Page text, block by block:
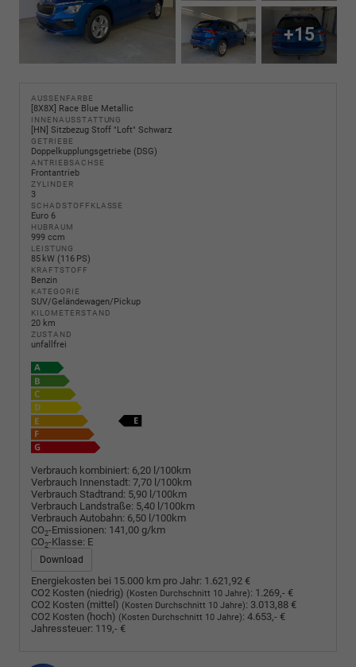
+15
AUSSENFARBE
[8X8X] Race Blue Metallic
INNENAUSSTATTUNG
[HN] Sitzbezug Stoff "Loft" Schwarz
GETRIEBE
Doppelkupplungsgetriebe (DSG)
ANTRIEBSACHSE
Frontantrieb
ZYLINDER
3
SCHADSTOFFKLASSE
Euro 6
HUBRAUM
999 ccm
LEISTUNG
85 kW (116 PS)
KRAFTSTOFF
Benzin
KATEGORIE
SUV/Geländewagen/Pickup
KILOMETERSTAND
20 km
ZUSTAND
unfallfrei
Verbrauch kombiniert: 6,20 l/100km
Verbrauch Innenstadt: 7,70 l/100km
Verbrauch Stadtrand: 5,90 l/100km
Verbrauch Landstraße: 5,40 l/100km
Verbrauch Autobahn: 6,50 l/100km
CO2-Emissionen: 141,00 g/km
CO2-Klasse: E
Download
Energiekosten bei 15.000 km pro Jahr: 1.621,92 €
CO2 Kosten (niedrig) (Kosten Durchschnitt 10 Jahre): 1.269,- €
CO2 Kosten (mittel) (Kosten Durchschnitt 10 Jahre): 3.013,88 €
CO2 Kosten (hoch) (Kosten Durchschnitt 10 Jahre): 4.653,- €
Jahressteuer: 119,- €